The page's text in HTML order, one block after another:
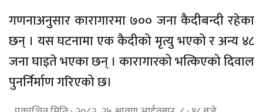
गणनाअनुसार कारागारमा ७०० जना कैदीबन्दी रहेका
छन् । यस घटनामा एक कैदीको मृत्यु भएको र अन्य ४८
जना घाइते भएका छन् । कारागारको भत्किएको दिवाल
पुनर्निर्माण गरिएको छ।